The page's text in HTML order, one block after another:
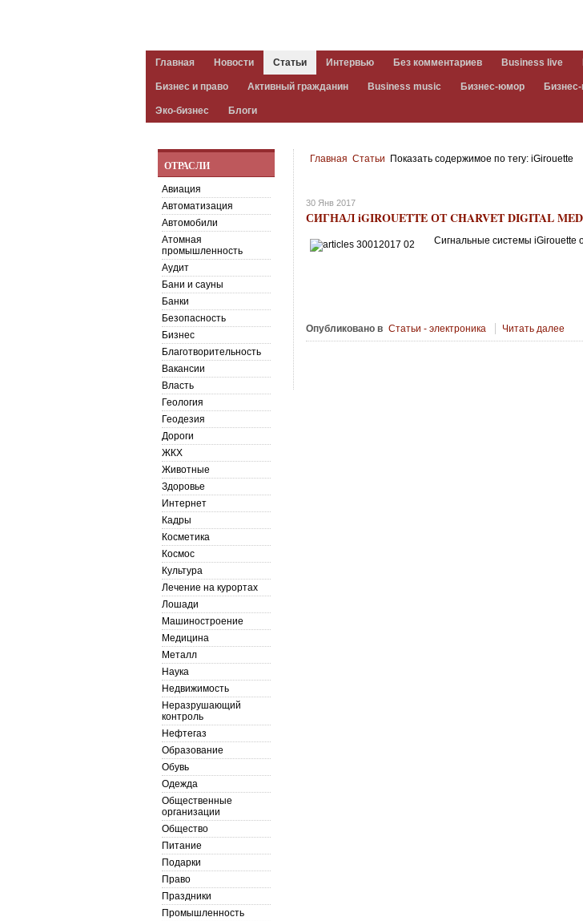
Главная Новости Статьи Интервью Без комментариев Business live
Бизнес и право Активный гражданин Business music Бизнес-юмор
Эко-бизнес Блоги
Главная Статьи Показать содержимое по тегу: iGirouette
30 Янв 2017
СИГНАЛ iGIROUETTE ОТ CHARVET DIGITAL
Сигнальные системы iGirouette
Опубликовано в Статьи - электроника Читать далее
ОТРАСЛИ
Авиация
Автоматизация
Автомобили
Атомная
промышленность
Аудит
Бани и сауны
Банки
Безопасность
Бизнес
Благотворительность
Вакансии
Власть
Геология
Геодезия
Дороги
ЖКХ
Животные
Здоровье
Интернет
Кадры
Косметика
Космос
Культура
Лечение на курортах
Лошади
Машиностроение
Медицина
Металл
Наука
Недвижимость
Неразрушающий
контроль
Нефтегаз
Образование
Обувь
Одежда
Общественные
организации
Общество
Питание
Подарки
Право
Праздники
Промышленность